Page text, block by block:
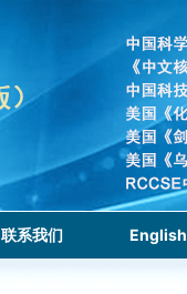
联系我们 English